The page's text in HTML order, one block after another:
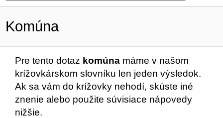
Komúna
Pre tento dotaz komúna máme v našom
krížovkárskom slovníku len jeden výsledok.
Ak sa vám do krížovky nehodí, skúste iné
znenie alebo použite súvisiace nápovedy
nižšie.